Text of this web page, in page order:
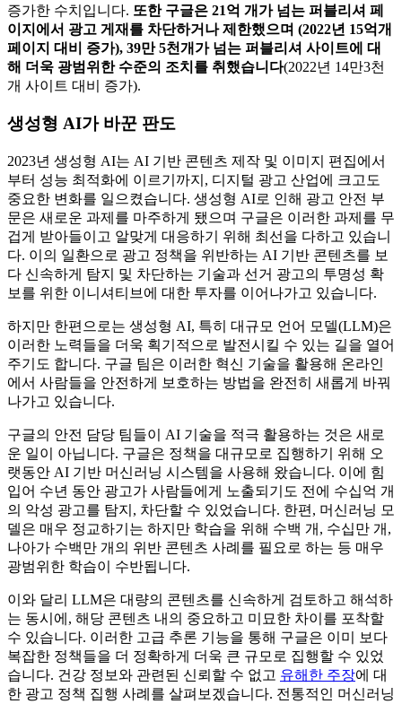
증가한 수치입니다. 또한 구글은 21억 개가 넘는 퍼블리셔 페
이지에서 광고 게재를 차단하거나 제한했으며 (2022년 15억개
페이지 대비 증가), 39만 5천개가 넘는 퍼블리셔 사이트에 대
해 더욱 광범위한 수준의 조치를 취했습니다(2022년 14만3천
개 사이트 대비 증가).
생성형 AI가 바꾼 판도
2023년 생성형 AI는 AI 기반 콘텐츠 제작 및 이미지 편집에서
부터 성능 최적화에 이르기까지, 디지털 광고 산업에 크고도
중요한 변화를 일으켰습니다. 생성형 AI로 인해 광고 안전 부
문은 새로운 과제를 마주하게 됐으며 구글은 이러한 과제를 무
겁게 받아들이고 알맞게 대응하기 위해 최선을 다하고 있습니
다. 이의 일환으로 광고 정책을 위반하는 AI 기반 콘텐츠를 보
다 신속하게 탐지 및 차단하는 기술과 선거 광고의 투명성 확
보를 위한 이니셔티브에 대한 투자를 이어나가고 있습니다.
하지만 한편으로는 생성형 AI, 특히 대규모 언어 모델(LLM)은
이러한 노력들을 더욱 획기적으로 발전시킬 수 있는 길을 열어
주기도 합니다. 구글 팀은 이러한 혁신 기술을 활용해 온라인
에서 사람들을 안전하게 보호하는 방법을 완전히 새롭게 바꿔
나가고 있습니다.
구글의 안전 담당 팀들이 AI 기술을 적극 활용하는 것은 새로
운 일이 아닙니다. 구글은 정책을 대규모로 집행하기 위해 오
랫동안 AI 기반 머신러닝 시스템을 사용해 왔습니다. 이에 힘
입어 수년 동안 광고가 사람들에게 노출되기도 전에 수십억 개
의 악성 광고를 탐지, 차단할 수 있었습니다. 한편, 머신러닝 모
델은 매우 정교하기는 하지만 학습을 위해 수백 개, 수십만 개,
나아가 수백만 개의 위반 콘텐츠 사례를 필요로 하는 등 매우
광범위한 학습이 수반됩니다.
이와 달리 LLM은 대량의 콘텐츠를 신속하게 검토하고 해석하
는 동시에, 해당 콘텐츠 내의 중요하고 미묘한 차이를 포착할
수 있습니다. 이러한 고급 추론 기능을 통해 구글은 이미 보다
복잡한 정책들을 더 정확하게 더욱 큰 규모로 집행할 수 있었
습니다. 건강 정보와 관련된 신뢰할 수 없고 유해한 주장에 대
한 광고 정책 집행 사례를 살펴보겠습니다. 전통적인 머신러닝